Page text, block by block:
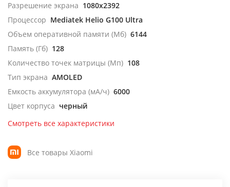
Разрешение экрана 1080x2392
Процессор Mediatek Helio G100 Ultra
Объем оперативной памяти (Мб) 6144
Память (Гб) 128
Количество точек матрицы (Мп) 108
Тип экрана AMOLED
Емкость аккумулятора (мА/ч) 6000
Цвет корпуса черный
Смотреть все характеристики
Все товары Xiaomi